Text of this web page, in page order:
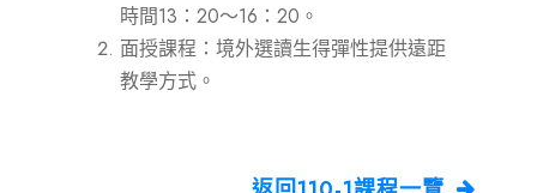
時間13：20～16：20。
面授課程：境外選讀生得彈性提供遠距
教學方式。